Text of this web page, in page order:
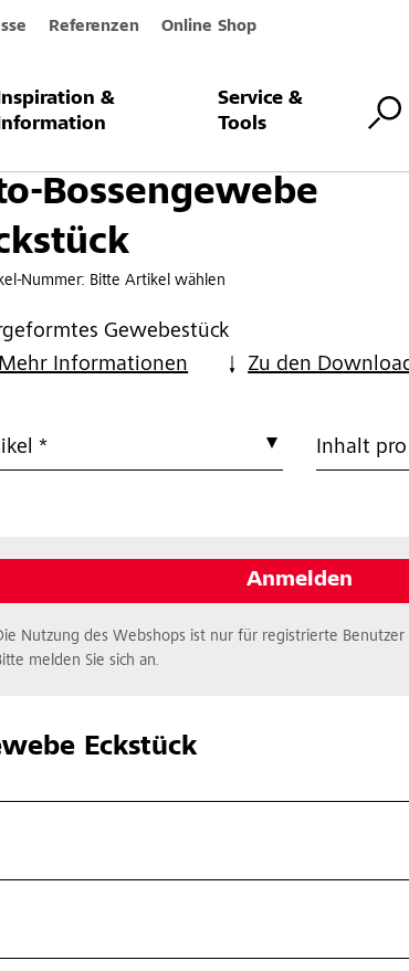
Referenzen Online Shop
&
Service &
Tools
Bossengewebe
Nummer: Bitte Artikel wählen
Gewebestück
Mehr Informationen
Zu den
* Inhalt
Anmelden
Nutzung des Webshops ist nur für registrierte Benutzer
melden Sie sich an.
Eckstück